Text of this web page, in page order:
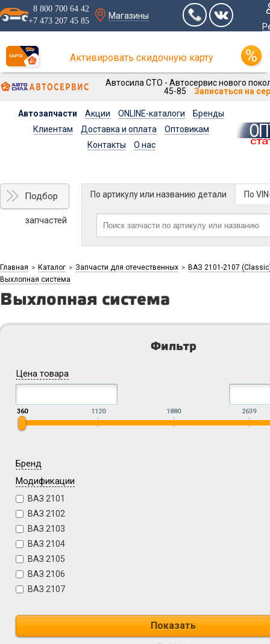
8 800 700 64 42
+7 473 207 45 85
Магазины
Активировать скидочную карту
Автосила СТО - Автосервис нового
45-85
Записаться на
Автозапчасти Акции ONLINE-каталоги
Бренды
Клиентам
Доставка и оплата
Оптовикам
Контакты
О нас
Подбор
запчастей
По артикулу или названию детали По
Главная > Каталог > Запчасти для отечественных > ВАЗ 2101-2107
Выхлопная система
Выхлопная система
Фильтр
Цена товара
360 1120 1880 2639
Бренд
Модификации
ВАЗ 2101
ВАЗ 2102
ВАЗ 2103
ВАЗ 2104
ВАЗ 2105
ВАЗ 2106
ВАЗ 2107